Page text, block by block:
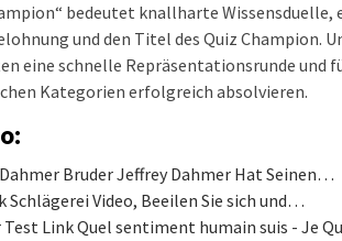
bedeutet knallharte
und den Titel des Quiz Champion.
eine schnelle Repräsentationsrunde und
Kategorien erfolgreich absolvieren.
Bruder Jeffrey Dahmer Hat Seinen…
Schlägerei Video, Beeilen Sie sich und…
Test Link Quel sentiment humain suis - Je